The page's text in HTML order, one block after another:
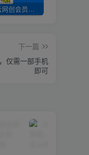
加入UU云网创会员，全站资源免费学习。
下一篇
仅需一部手机
即可